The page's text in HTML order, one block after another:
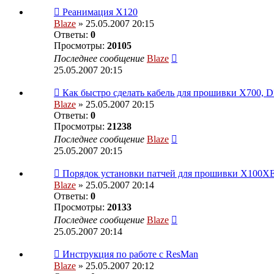
Реанимация X120
Blaze » 25.05.2007 20:15
Ответы: 0
Просмотры: 20105
Последнее сообщение Blaze
25.05.2007 20:15
Как быстро сделать кабель для прошивки Х700,
Blaze » 25.05.2007 20:15
Ответы: 0
Просмотры: 21238
Последнее сообщение Blaze
25.05.2007 20:15
Порядок установки патчей для прошивки
Blaze » 25.05.2007 20:14
Ответы: 0
Просмотры: 20133
Последнее сообщение Blaze
25.05.2007 20:14
Инструкция по работе с ResMan
Blaze » 25.05.2007 20:12